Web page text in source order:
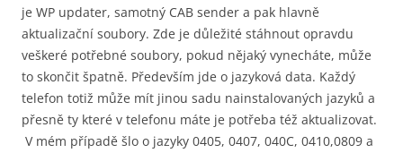
je WP updater, samotný CAB sender a pak hlavně
aktualizační soubory. Zde je důležité stáhnout opravdu
veškeré potřebné soubory, pokud nějaký vynecháte, může
to skončit špatně. Především jde o jazyková data. Každý
telefon totiž může mít jinou sadu nainstalovaných jazyků a
přesně ty které v telefonu máte je potřeba též aktualizovat.
V mém případě šlo o jazyky 0405, 0407, 040C, 0410,0809 a